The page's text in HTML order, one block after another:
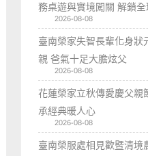
務桌遊與實境闖關 解鎖全
2026-08-08
臺南榮家失智長輩化身狀
親 爸氣十足大膽炫父
2026-08-08
花蓮榮家立秋傳愛慶父親
承經典暖人心
2026-08-08
臺南榮服處相見歡暨清境